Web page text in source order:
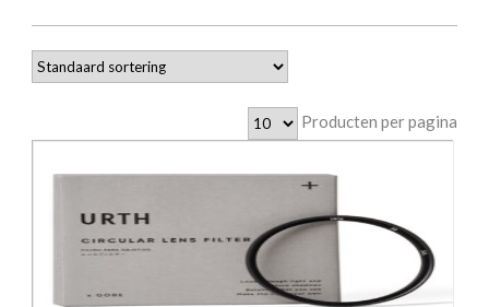
Producten per pagina